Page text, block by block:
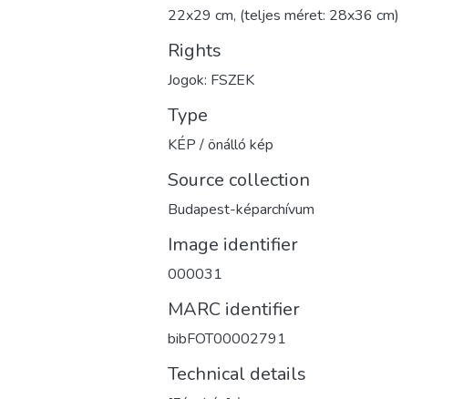
22x29 cm, (teljes méret: 28x36 cm)
Rights
Jogok: FSZEK
Type
KÉP / önálló kép
Source collection
Budapest-képarchívum
Image identifier
000031
MARC identifier
bibFOT00002791
Technical details